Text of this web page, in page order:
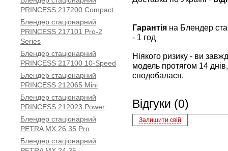
PRINCESS 217200 Compact
Блендер стаціонарний
PRINCESS 217101 Pro-2
Series
Блендер стаціонарний
PRINCESS 217100 10-Speed
Блендер стаціонарний
PRINCESS 212065 Mini
Блендер стаціонарний
PRINCESS 212023 Power
Блендер стаціонарний
PETRA MX 26.35 Pro
Блендер стаціонарний
Гарантія на Блендер
- 1 год
Ніякого ризику - ви
модель протягом 14
сподобалася.
Відгуки (0)
Залишити свій